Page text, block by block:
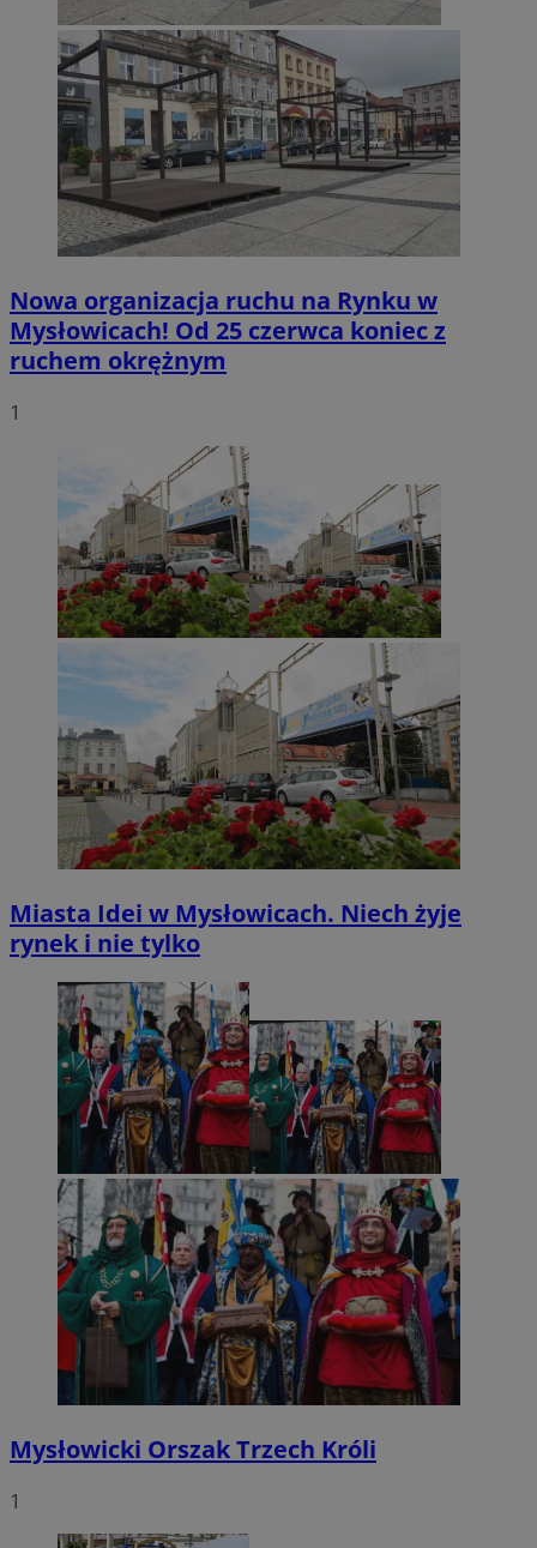
Nowa organizacja ruchu na Rynku w
Mysłowicach! Od 25 czerwca koniec z
ruchem okrężnym
1
Miasta Idei w Mysłowicach. Niech żyje
rynek i nie tylko
Mysłowicki Orszak Trzech Króli
1